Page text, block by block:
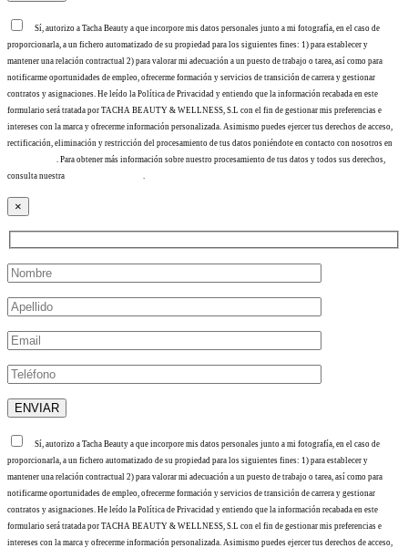
Sí, autorizo a Tacha Beauty a que incorpore mis datos personales junto a mi fotografía, en el caso de
proporcionarla, a un fichero automatizado de su propiedad para los siguientes fines: 1) para establecer y
mantener una relación contractual 2) para valorar mi adecuación a un puesto de trabajo o tarea, así como para
notificarme oportunidades de empleo, ofrecerme formación y servicios de transición de carrera y gestionar
contratos y asignaciones. He leído la Política de Privacidad y entiendo que la información recabada en este
formulario será tratada por TACHA BEAUTY & WELLNESS, S.L con el fin de gestionar mis preferencias e
intereses con la marca y ofrecerme información personalizada. Asimismo puedes ejercer tus derechos de acceso,
rectificación, eliminación y restricción del procesamiento de tus datos poniéndote en contacto con nosotros en
. Para obtener más información sobre nuestro procesamiento de tus datos y todos sus derechos,
consulta nuestra
.
×
Sí, autorizo a Tacha Beauty a que incorpore mis datos personales junto a mi fotografía, en el caso de
proporcionarla, a un fichero automatizado de su propiedad para los siguientes fines: 1) para establecer y
mantener una relación contractual 2) para valorar mi adecuación a un puesto de trabajo o tarea, así como para
notificarme oportunidades de empleo, ofrecerme formación y servicios de transición de carrera y gestionar
contratos y asignaciones. He leído la Política de Privacidad y entiendo que la información recabada en este
formulario será tratada por TACHA BEAUTY & WELLNESS, S.L con el fin de gestionar mis preferencias e
intereses con la marca y ofrecerme información personalizada. Asimismo puedes ejercer tus derechos de acceso,